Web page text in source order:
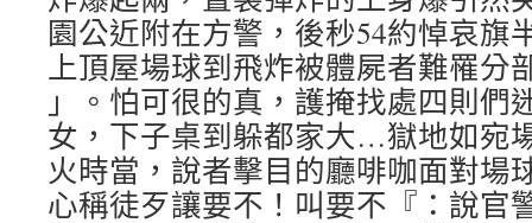
園公近附在方警，後秒54約悼哀旗
上頂屋場球到飛炸被體屍者難罹分
」。怕可很的真，護掩找處四則們
女，下子桌到躲都家大…獄地如宛
火時當，說者擊目的廳啡咖面對場
心稱徒歹讓要不！叫要不『：說官